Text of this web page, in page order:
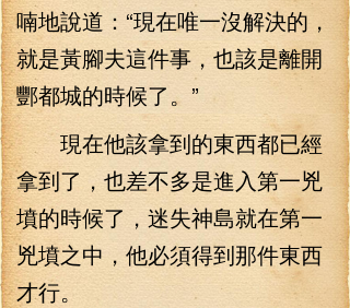
喃地說道：“現在唯一沒解決的，
就是黃腳夫這件事，也該是離開
酆都城的時候了。”
現在他該拿到的東西都已經
拿到了，也差不多是進入第一兇
墳的時候了，迷失神島就在第一
兇墳之中，他必須得到那件東西
才行。